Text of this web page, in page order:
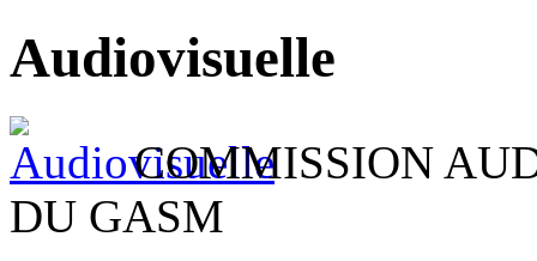
Audiovisuelle
COMMISSION
DU GASM